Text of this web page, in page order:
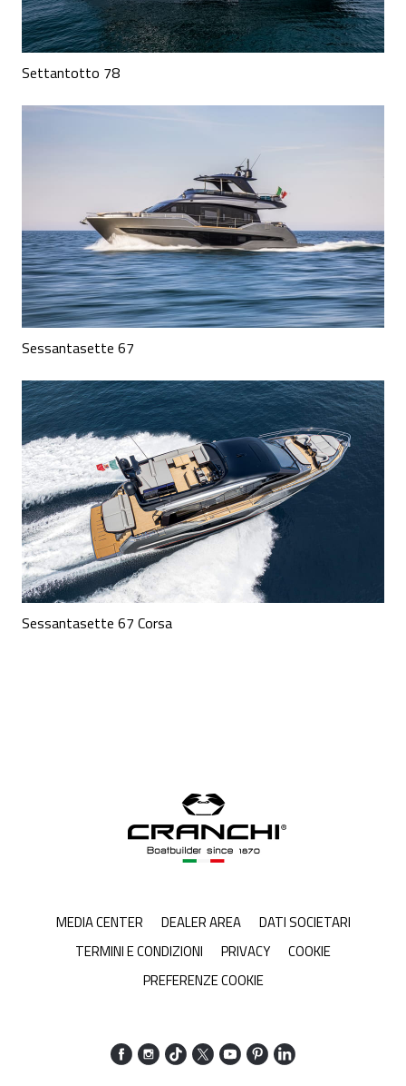
Settantotto 78
Sessantasette 67
Sessantasette 67 Corsa
MEDIA CENTER DEALER AREA
DATI SOCIETARI
TERMINI E CONDIZIONI
PRIVACY
COOKIE
PREFERENZE COOKIE